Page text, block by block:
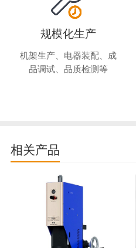
规模化生产
机架生产、电器装配、成
品调试、品质检测等
相关产品